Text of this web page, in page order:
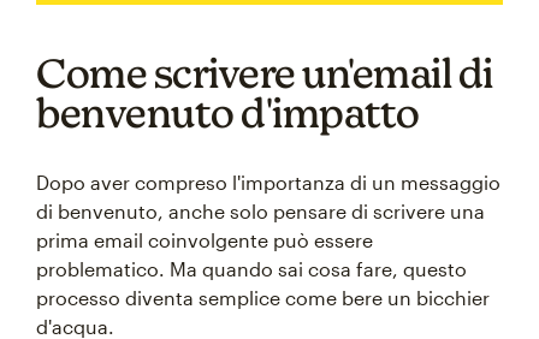
Come scrivere un'email di
benvenuto d'impatto
Dopo aver compreso l'importanza di un messaggio
di benvenuto, anche solo pensare di scrivere una
prima email coinvolgente può essere
problematico. Ma quando sai cosa fare, questo
processo diventa semplice come bere un bicchier
d'acqua.